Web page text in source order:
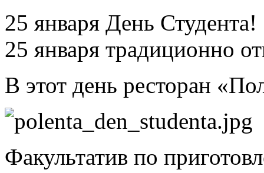
25 января День Студента!
25 января традиционно
В этот день ресторан
Факультатив по